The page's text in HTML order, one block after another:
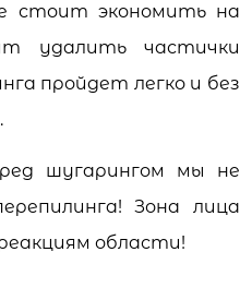
стоит экономить на
удалить частички
пройдет легко и без
шугарингом мы не
Зона лица
области!